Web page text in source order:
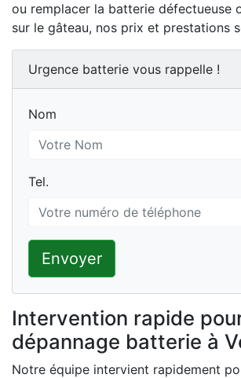
ou remplacer la batterie défectueuse
sur le gâteau, nos prix et prestations
Urgence batterie vous rappelle !
Nom
Nom
Tel.
Tel.
Envoyer
Intervention rapide
dépannage batterie à
Notre équipe intervient rapidement